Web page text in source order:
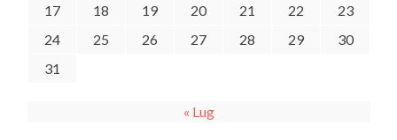
17
18 19 20 21 22
23
24
25 26 27 28 29
30
31
« Lug